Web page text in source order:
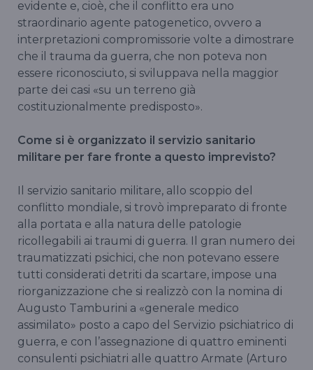
evidente e, cioè, che il conflitto era uno
straordinario agente patogenetico, ovvero a
interpretazioni compromissorie volte a dimostrare
che il trauma da guerra, che non poteva non
essere riconosciuto, si sviluppava nella maggior
parte dei casi «su un terreno già
costituzionalmente predisposto».
Come si è organizzato il servizio sanitario
militare per fare fronte a questo imprevisto?
Il servizio sanitario militare, allo scoppio del
conflitto mondiale, si trovò impreparato di fronte
alla portata e alla natura delle patologie
ricollegabili ai traumi di guerra. Il gran numero dei
traumatizzati psichici, che non potevano essere
tutti considerati detriti da scartare, impose una
riorganizzazione che si realizzò con la nomina di
Augusto Tamburini a «generale medico
assimilato» posto a capo del Servizio psichiatrico di
guerra, e con l’assegnazione di quattro eminenti
consulenti psichiatri alle quattro Armate (Arturo